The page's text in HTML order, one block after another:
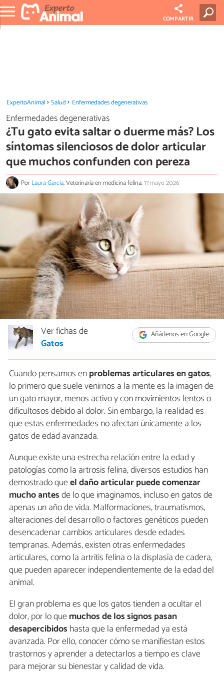
COMPARTIR
ExpertoAnimal Salud Enfermedades degenerativas
Enfermedades degenerativas
¿Tu gato evita saltar o duerme más? Los
síntomas silenciosos de dolor articular
que muchos confunden con pereza
PorLaura García, Veterinaria en medicina felina.17 mayo 2026
Añádenos en Google
Ver fichas de
Gatos
Cuando pensamos enproblemas articulares en gatos,
lo primero que suele venirnos a la mente es la imagen de
un gato mayor, menos activo y con movimientos lentos o
dificultosos debido al dolor. Sin embargo, la realidad es
que estas enfermedades no afectan únicamente a los
gatos de edad avanzada.
Aunque existe una estrecha relación entre la edad y
patologías como la artrosis felina, diversos estudios han
demostrado queel daño articular puede comenzar
mucho antesde lo que imaginamos, incluso en gatos de
apenas un año de vida. Malformaciones, traumatismos,
alteraciones del desarrollo o factores genéticos pueden
desencadenar cambios articulares desde edades
tempranas. Además, existen otras enfermedades
articulares, como la artritis felina o la displasia de cadera,
que pueden aparecer independientemente de la edad del
animal.
El gran problema es que los gatos tienden a ocultar el
dolor, por lo quemuchos de los signos pasan
desapercibidos hasta que la enfermedad ya está
avanzada. Por ello, conocer cómo se manifiestan estos
trastornos y aprender a detectarlos a tiempo es clave
para mejorar su bienestar y calidad de vida.